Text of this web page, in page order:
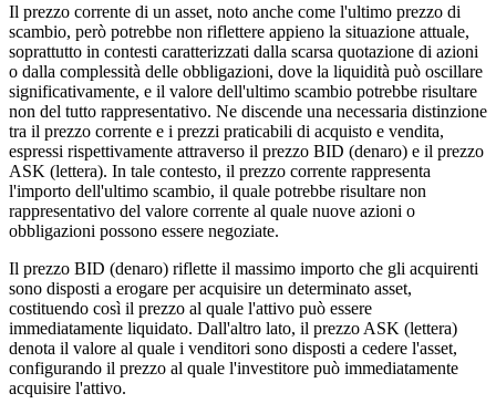
Il prezzo corrente di un asset, noto anche come l'ultimo prezzo di
scambio, però potrebbe non riflettere appieno la situazione attuale,
soprattutto in contesti caratterizzati dalla scarsa quotazione di azioni
o dalla complessità delle obbligazioni, dove la liquidità può oscillare
significativamente, e il valore dell'ultimo scambio potrebbe risultare
non del tutto rappresentativo. Ne discende una necessaria distinzione
tra il prezzo corrente e i prezzi praticabili di acquisto e vendita,
espressi rispettivamente attraverso il prezzo BID (denaro) e il prezzo
ASK (lettera). In tale contesto, il prezzo corrente rappresenta
l'importo dell'ultimo scambio, il quale potrebbe risultare non
rappresentativo del valore corrente al quale nuove azioni o
obbligazioni possono essere negoziate.
Il prezzo BID (denaro) riflette il massimo importo che gli acquirenti
sono disposti a erogare per acquisire un determinato asset,
costituendo così il prezzo al quale l'attivo può essere
immediatamente liquidato. Dall'altro lato, il prezzo ASK (lettera)
denota il valore al quale i venditori sono disposti a cedere l'asset,
configurando il prezzo al quale l'investitore può immediatamente
acquisire l'attivo.